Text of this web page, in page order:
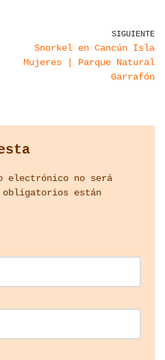
SIGUIENTE
Snorkel en Cancún Isla
Mujeres | Parque Natural
Garrafón
electrónico no será
obligatorios están